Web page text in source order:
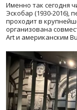
Именно так сегодня
Эскобар (1930-2016),
проходит в
организована
Art и американским